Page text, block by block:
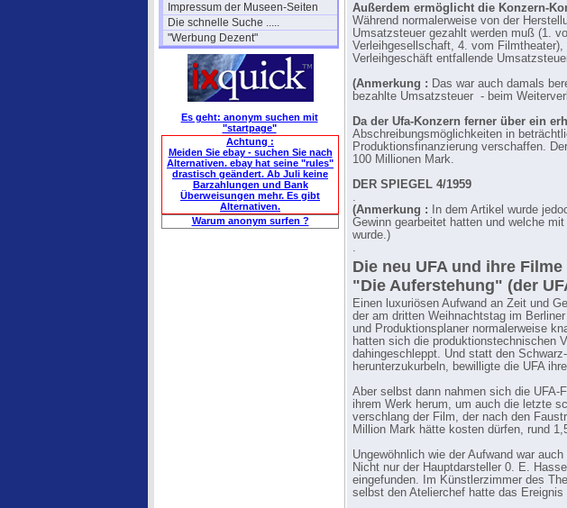
Impressum der Museen-Seiten
Die schnelle Suche .....
"Werbung Dezent"
Es geht: anonym suchen mit
"startpage"
Achtung :
Meiden Sie ebay - suchen Sie nach
Alternativen. ebay hat seine "rules"
drastisch geändert. Ab Juli keine
Barzahlungen und Bank
Überweisungen mehr. Es gibt
Alternativen.
Warum anonym surfen ?
Außerdem ermöglicht die Konzern-
Während normalerweise von der
Umsatzsteuer gezahlt werden muß (1.
Verleihgesellschaft, 4. vom
Verleihgeschäft entfallende
(Anmerkung : Das war auch damals
bezahlte Umsatzsteuer - beim
Da der Ufa-Konzern ferner über ein
Abschreibungsmöglichkeiten in
Produktionsfinanzierung verschaffen.
100 Millionen Mark.
DER SPIEGEL 4/1959
.
(Anmerkung : In dem Artikel wurde
Gewinn gearbeitet hatten und welche
wurde.)
.
Die neu UFA und ihre Filme
"Die Auferstehung" (der
Einen luxuriösen Aufwand an Zeit und
der am dritten Weihnachtstag im
und Produktionsplaner normalerweise
hatten sich die produktionstechnischen
dahingeschleppt. Und statt den
herunterzukurbeln, bewilligte die UFA
Aber selbst dann nahmen sich die
ihrem Werk herum, um auch die letzte
verschlang der Film, der nach den
Million Mark hätte kosten dürfen, rund
Ungewöhnlich wie der Aufwand war
Nicht nur der Hauptdarsteller 0. E.
eingefunden. Im Künstlerzimmer des
selbst den Atelierchef hatte das